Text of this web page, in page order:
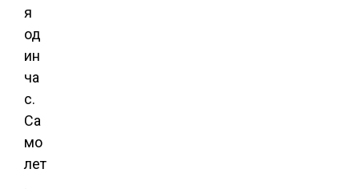
я
од
ин
ча
с.
Са
мо
лет
,